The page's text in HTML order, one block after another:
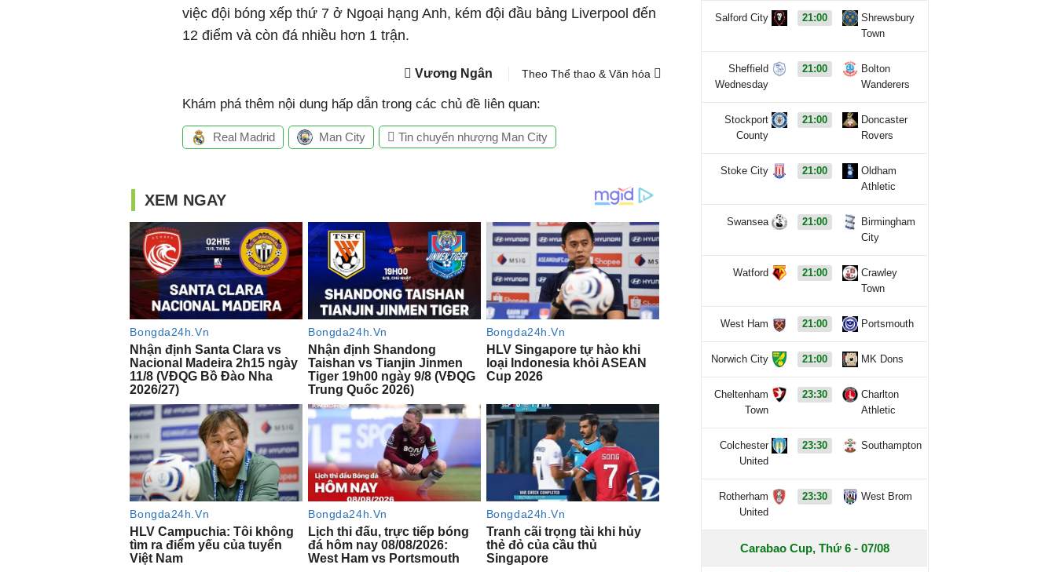
việc đội bóng xếp thứ 7 ở Ngoại hạng Anh, kém đội đầu bảng Liverpool đến
12 điểm và còn đá nhiều hơn 1 trận.
Vương Ngân Theo Thể thao & Văn hóa
Khám phá thêm nội dung hấp dẫn trong các chủ đề liên quan:
Real Madrid Man City Tin chuyển nhượng Man City
Salford City 21:00
Shrewsbury
Town
Sheffield
Wednesday
21:00
Bolton
Wanderers
Stockport
County
21:00
Doncaster
Rovers
Stoke City 21:00
Oldham
Athletic
Swansea 21:00
Birmingham
City
Watford 21:00
Crawley
Town
West Ham 21:00 Portsmouth
Norwich City 21:00 MK Dons
Cheltenham
Town
23:30
Charlton
Athletic
Colchester
United
23:30 Southampton
Rotherham
United
23:30 West Brom
Carabao Cup, Thứ 6 - 07/08